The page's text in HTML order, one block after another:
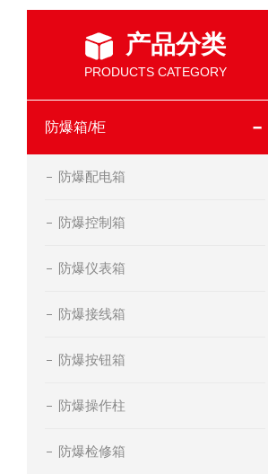
产品分类
PRODUCTS CATEGORY
防爆箱/柜
防爆配电箱
防爆控制箱
防爆仪表箱
防爆接线箱
防爆按钮箱
防爆操作柱
防爆检修箱